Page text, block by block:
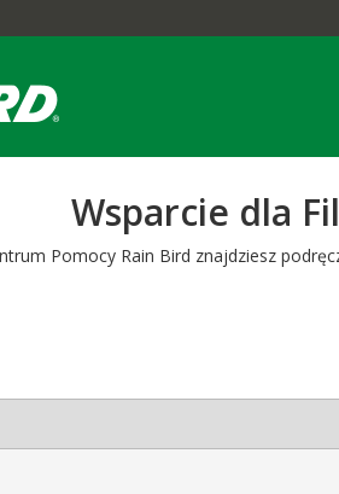
Wsparcie dla
Pomocy Rain Bird znajdziesz